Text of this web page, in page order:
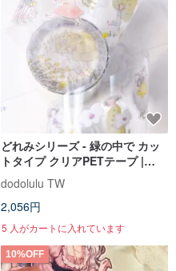
どれみシリーズ - 緑の中で カッ
トタイプ クリアPETテープ |
3.5cm x 5m
dodolulu TW
2,056円
5 人がカートに入れています
10%OFF